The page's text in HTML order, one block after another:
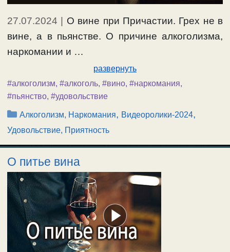
27.07.2024
О вине при Причастии. Грех не в
вине, а в пьянстве. О причине алкоголизма,
наркомании и …
развернуть
#алкоголизм, #алкоголь, #вино, #наркомания,
#пьянство, #удовольствие
Рубрики
Алкоголизм, Наркомания, Видеоролики-2024,
Удовольствие, Приятность
О питье вина